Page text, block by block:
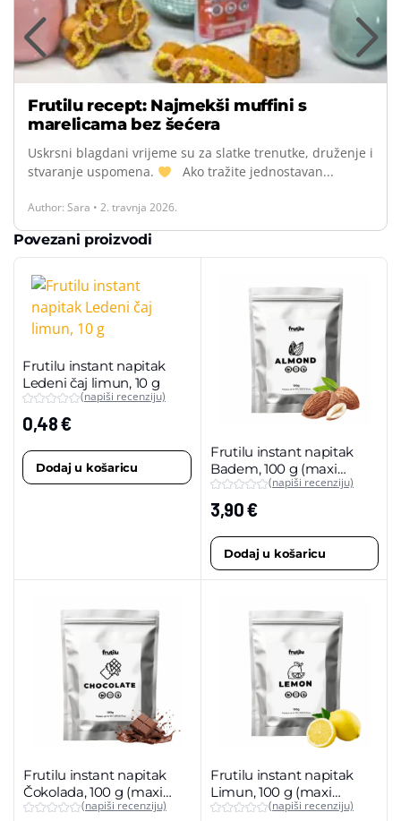
Frutilu recept: Najmekši muffini s
marelicama bez šećera
Uskrsni blagdani vrijeme su za slatke trenutke, druženje i
stvaranje uspomena.
Ako tražite jednostavan...
Author: Sara • 2. travnja 2026.
Povezani proizvodi
Frutilu instant napitak
Ledeni čaj limun, 10 g
(napiši recenziju)
0,48€
Dodaj u košaricu
Frutilu instant napitak
Badem, 100 g (maxi
pakiranje)(napiši recenziju)
3,90€
Dodaj u košaricu
Frutilu instant napitak
Čokolada, 100 g (maxi
pakiranje)(napiši recenziju)
Frutilu instant napitak
Limun, 100 g (maxi
pakiranje)(napiši recenziju)